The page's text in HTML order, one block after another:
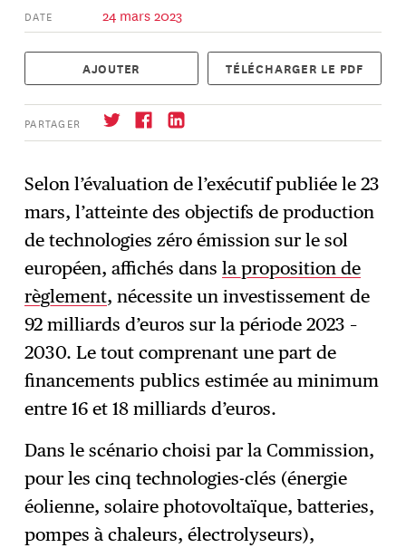
DATE 24 mars 2023
AJOUTER TÉLÉCHARGER LE PDF
PARTAGER
→ S'abonner
Selon l’évaluation de l’exécutif publiée le 23
mars, l’atteinte des objectifs de production
de technologies zéro émission sur le sol
européen, affichés dansla proposition de
règlement, nécessite un investissement de
92 milliards d’euros sur la période 2023 –
2030. Le tout comprenant une part de
financements publics estimée au minimum
entre 16 et 18 milliards d’euros.
Dans le scénario choisi par la Commission,
pour les cinq technologies-clés (énergie
éolienne, solaire photovoltaïque, batteries,
pompes à chaleurs, électrolyseurs),